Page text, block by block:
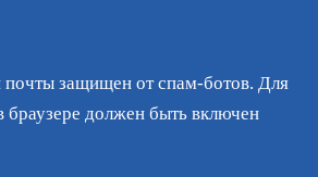
почты защищен от спам-ботов. Для
браузере должен быть включен